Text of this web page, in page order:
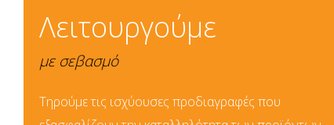
Λειτουργούμε
με σεβασμό
Τηρούμε τις ισχύουσες προδιαγραφές που